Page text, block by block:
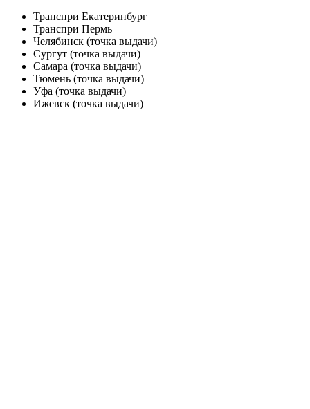
Транспри Екатеринбург
Транспри Пермь
Челябинск (точка выдачи)
Сургут (точка выдачи)
Самара (точка выдачи)
Тюмень (точка выдачи)
Уфа (точка выдачи)
Ижевск (точка выдачи)